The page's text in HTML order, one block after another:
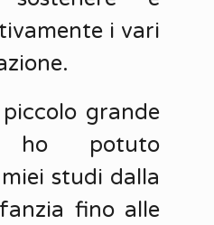
i vari
grande
ho potuto
studi dalla
fino alle